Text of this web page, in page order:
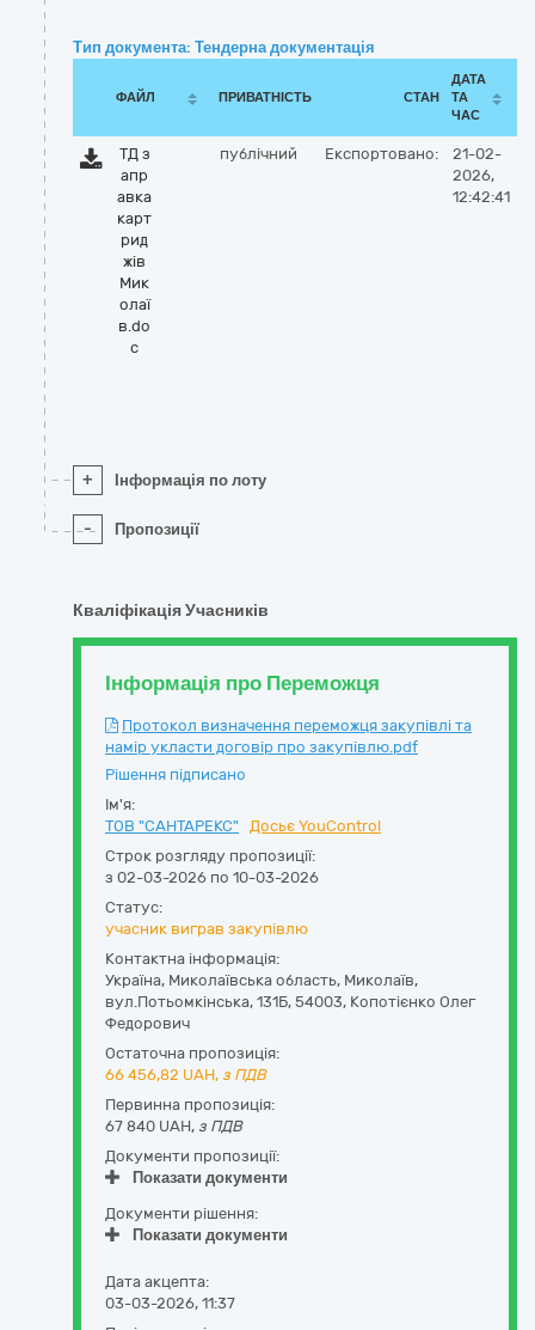
Тип документа: Тендерна документація
ФАЙЛ ПРИВАТНІСТЬ СТАН
ДАТА
ТА
ЧАС
ТД з
апр
авка
карт
рид
жів
Мик
олаї
в.do
c
публічний Експортовано:
21-02-
2026,
12:42:41
+ Інформація по лоту
- Пропозиції
Кваліфікація Учасників
Інформація про Переможця
Протокол визначення переможця закупівлі та
намір укласти договір про закупівлю.pdf
Рішення підписано
Ім'я:
ТОВ "САНТАРЕКС"
Досьє YouControl
Строк розгляду пропозиції:
з 02-03-2026 по 10-03-2026
Статус:
учасник виграв закупівлю
Контактна інформація:
Україна, Миколаївська область, Миколаїв,
вул.Потьомкінська, 131Б, 54003, Копотієнко Олег
Федорович
Остаточна пропозиція:
66 456,82 UAH, з ПДВ
Первинна пропозиція:
67 840 UAH, з ПДВ
Документи пропозиції:
Показати документи
Документи рішення:
Показати документи
Дата акцепта:
03-03-2026, 11:37